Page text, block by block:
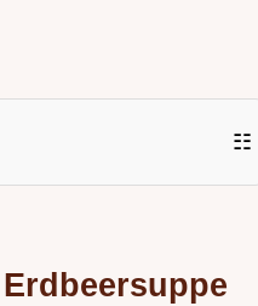
☷